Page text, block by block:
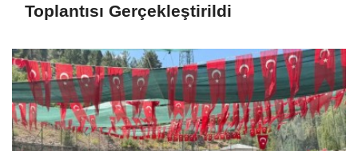
Toplantısı Gerçekleştirildi